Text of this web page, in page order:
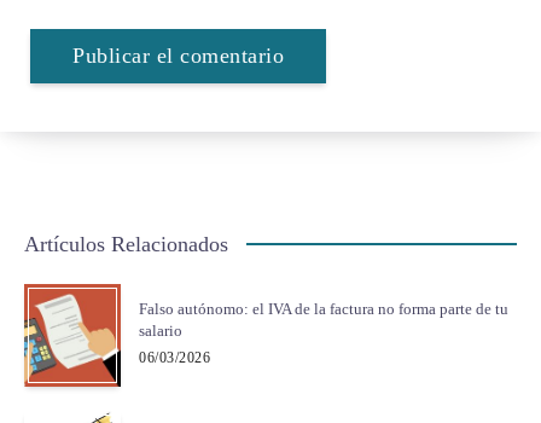
Artículos Relacionados
Falso autónomo: el IVA de la factura no forma parte de tu
salario
06/03/2026